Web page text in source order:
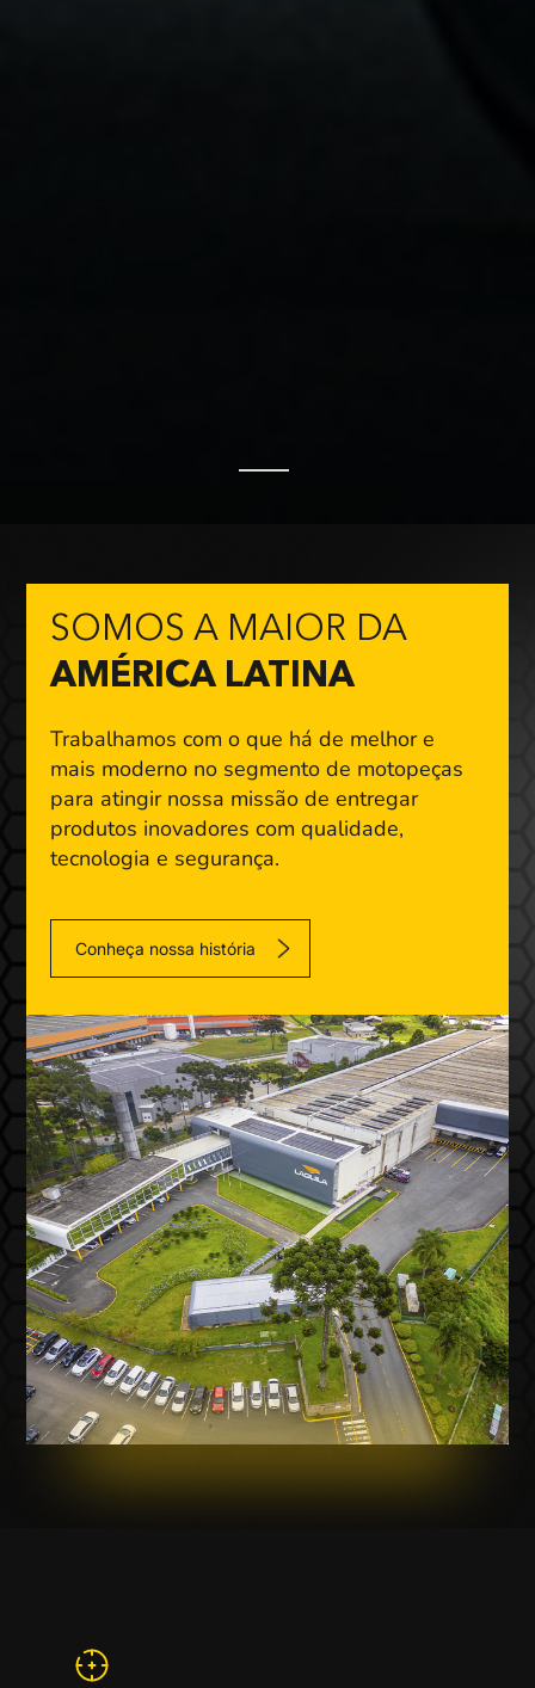
SOMOS A MAIOR DA
AMÉRICA LATINA
Trabalhamos com o que há de melhor e
mais moderno no segmento de motopeças
para atingir nossa missão de entregar
produtos inovadores com qualidade,
tecnologia e segurança.
Conheça nossa história